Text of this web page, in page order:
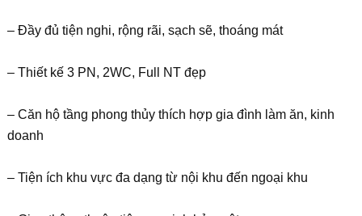
– Đầy đủ tiện nghi, rộng rãi, sạch sẽ, thoáng mát
– Thiết kế 3 PN, 2WC, Full NT đẹp
– Căn hộ tầng phong thủy thích hợp gia đình làm ăn, kinh
doanh
– Tiện ích khu vực đa dạng từ nội khu đến ngoại khu